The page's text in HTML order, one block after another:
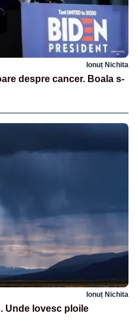
Ionuț Nichita
despre cancer. Boala s-
Ionuț Nichita
Unde lovesc ploile